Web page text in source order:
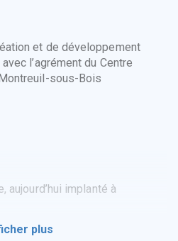
et de développement
l’agrément du Centre
sous-Bois
aujourd’hui implanté à
plus